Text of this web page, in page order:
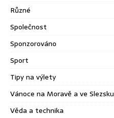
Různé
Společnost
Sponzorováno
Sport
Tipy na výlety
Vánoce na Moravě a ve Slezsku
Věda a technika